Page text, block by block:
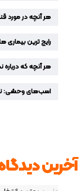
هر آنچه در مورد
رایج ترین بیماری
هر آنچه که درباره
آخرین